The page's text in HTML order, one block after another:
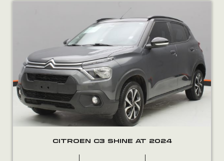
COMPRÁ
VENDÉ
FINANCIÁ
NOSOTROS
CONTACTO
CITROEN C3 SHINE AT 2024